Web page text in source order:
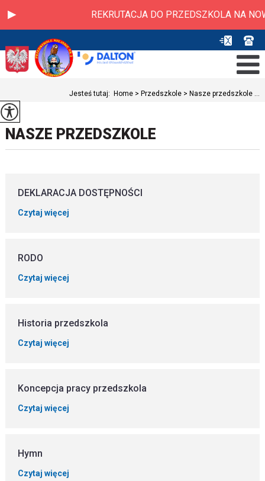
REKRUTACJA DO PRZEDSZKOLA NA
Jesteś tutaj: Home > Przedszkole > Nasze przedszkole ...
NASZE PRZEDSZKOLE
DEKLARACJA DOSTĘPNOŚCI
Czytaj więcej
RODO
Czytaj więcej
Historia przedszkola
Czytaj więcej
Koncepcja pracy przedszkola
Czytaj więcej
Hymn
Czytaj więcej